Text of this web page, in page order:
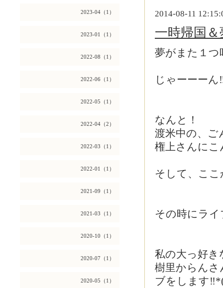
2023-04（1）
2023-01（1）
2022-08（1）
2022-06（1）
2022-05（1）
2022-04（2）
2022-03（1）
2022-01（1）
2021-09（1）
2021-03（1）
2020-10（1）
2020-07（1）
2020-05（1）
2014-08-11
一時帰国
夢がまた１つ
じゃーーーん
なんと！
渡米中の、ご
権上さんに
そして、こ
その時にラ
私の大っ好き
樹里からん
ブをします